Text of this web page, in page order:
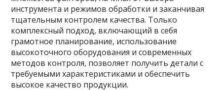
инструмента и режимов обработки и заканчивая
тщательным контролем качества. Только
комплексный подход, включающий в себя
грамотное планирование, использование
высокоточного оборудования и современных
методов контроля, позволяет получить детали с
требуемыми характеристиками и обеспечить
высокое качество продукции.